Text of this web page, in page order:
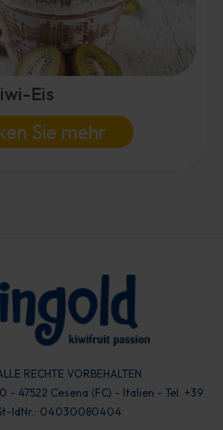
Eis
Sie mehr
RECHTE VORBEHALTEN
- 47522 Cesena (FC) - Italien - Tel. +39
IdNr.: 04030080404